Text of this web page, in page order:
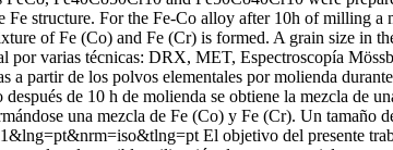
structure. For the Fe-Co alloy after 10h of milling
of Fe (Co) and Fe (Cr) is formed. A grain size in
varias técnicas: DRX, MET, Espectroscopía
partir de los polvos elementales por molienda
de 10 h de molienda se obtiene la mezcla de
una mezcla de Fe (Co) y Fe (Cr). Un tamaño
El objetivo del presente